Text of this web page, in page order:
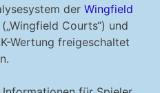
der Wingfield
Courts“) und
Wertung freigeschaltet